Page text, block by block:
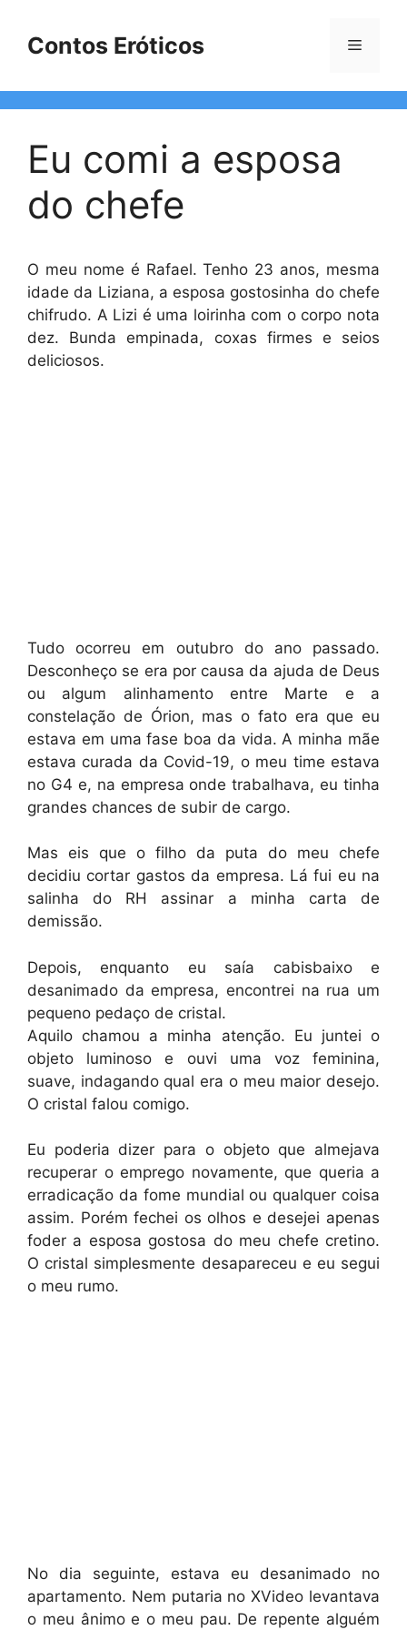
Contos Eróticos Menu
Eu comi a esposa
do chefe
O meu nome é Rafael. Tenho 23 anos, mesma
idade da Liziana, a esposa gostosinha do chefe
chifrudo. A Lizi é uma loirinha com o corpo nota
dez. Bunda empinada, coxas firmes e seios
deliciosos.
Tudo ocorreu em outubro do ano passado.
Desconheço se era por causa da ajuda de Deus
ou algum alinhamento entre Marte e a
constelação de Órion, mas o fato era que eu
estava em uma fase boa da vida. A minha mãe
estava curada da Covid-19, o meu time estava
no G4 e, na empresa onde trabalhava, eu tinha
grandes chances de subir de cargo.
Mas eis que o filho da puta do meu chefe
decidiu cortar gastos da empresa. Lá fui eu na
salinha do RH assinar a minha carta de
demissão.
Depois, enquanto eu saía cabisbaixo e
desanimado da empresa, encontrei na rua um
pequeno pedaço de cristal.
Aquilo chamou a minha atenção. Eu juntei o
objeto luminoso e ouvi uma voz feminina,
suave, indagando qual era o meu maior desejo.
O cristal falou comigo.
Eu poderia dizer para o objeto que almejava
recuperar o emprego novamente, que queria a
erradicação da fome mundial ou qualquer coisa
assim. Porém fechei os olhos e desejei apenas
foder a esposa gostosa do meu chefe cretino.
O cristal simplesmente desapareceu e eu segui
o meu rumo.
No dia seguinte, estava eu desanimado no
apartamento. Nem putaria no XVideo levantava
o meu ânimo e o meu pau. De repente alguém